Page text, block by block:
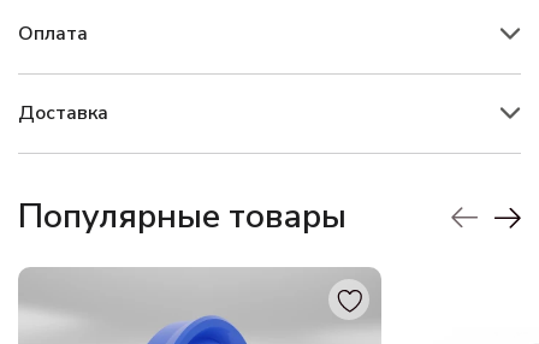
Оплата
Доставка
Популярные товары